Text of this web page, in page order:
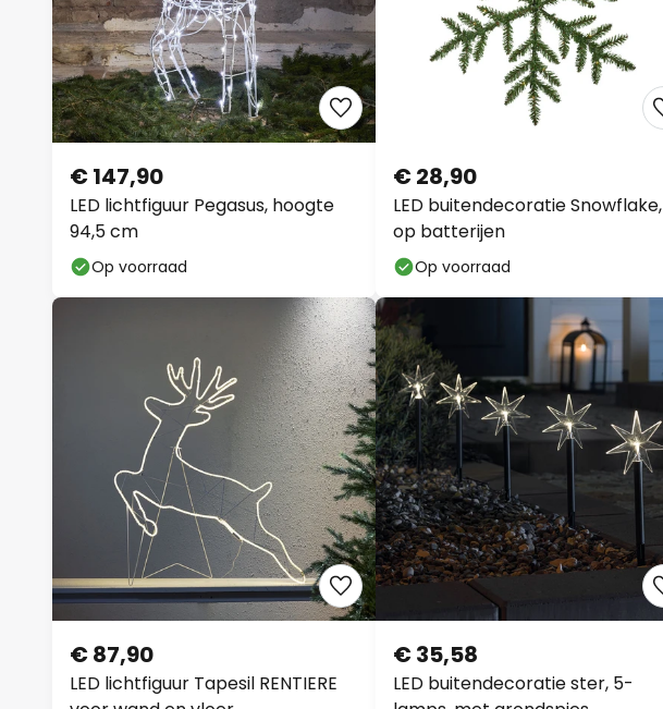
LED lichtfiguur Pegasus, hoogte
94,5 cm
€ 147,90
Op voorraad
LED buitendecoratie Snowflake,
op batterijen
€ 28,90
Op voorraad
LED lichtfiguur Tapesil RENTIERE
€ 87,90
LED buitendecoratie ster, 5-
€ 35,58